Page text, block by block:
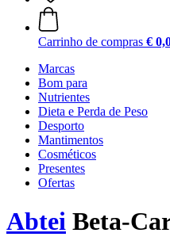
Carrinho de compras €
Marcas
Bom para
Nutrientes
Dieta e Perda de Peso
Desporto
Mantimentos
Cosméticos
Presentes
Ofertas
Abtei Beta-